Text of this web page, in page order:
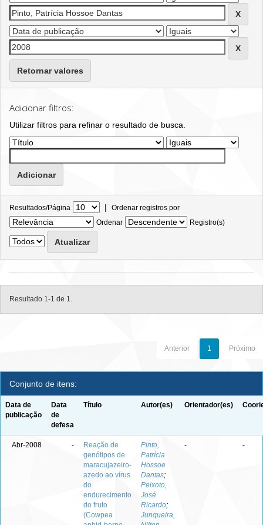
Retornar valores
Adicionar filtros:
Utilizar filtros para refinar o resultado de busca.
Resultados/Página | Ordenar registros por
Ordenar
Registro(s)
Resultado 1-1 de 1.
Anterior 1 Próximo
Conjunto de itens:
Data de
publicação
Data
de
defesa
Título Autor(es) Orientador(es)
Abr-2008 -
Reação de
genótipos de
maracujazeiro-
azedo ao vírus
do
endurecimento
do fruto
(Cowpea
Pinto,
Patrícia
Hossoe
Dantas;
Peixoto,
José
Ricardo;
Junqueira,
- -